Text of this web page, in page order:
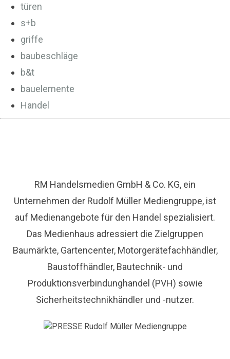
türen
s+b
griffe
baubeschläge
b&t
bauelemente
Handel
RM Handelsmedien GmbH & Co. KG, ein
Unternehmen der Rudolf Müller Mediengruppe, ist
auf Medienangebote für den Handel spezialisiert.
Das Medienhaus adressiert die Zielgruppen
Baumärkte, Gartencenter, Motorgerätefachhändler,
Baustoffhändler, Bautechnik- und
Produktionsverbindunghandel (PVH) sowie
Sicherheitstechnikhändler und -nutzer.